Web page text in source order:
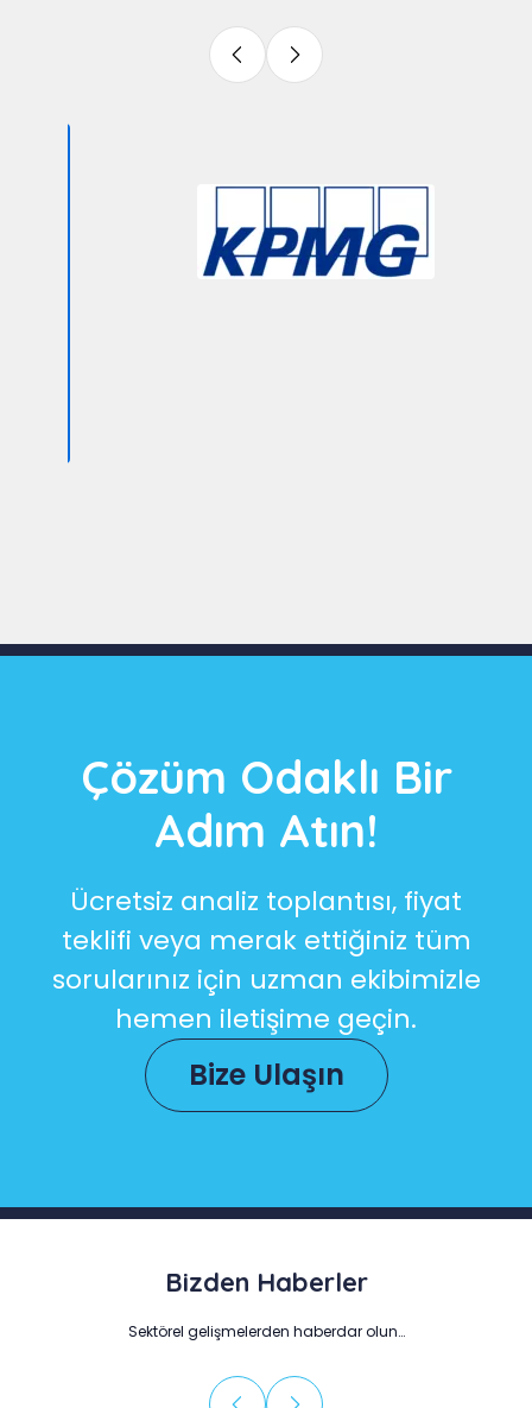
Çözüm Odaklı Bir
Adım Atın!
Ücretsiz analiz toplantısı, fiyat
teklifi veya merak ettiğiniz tüm
sorularınız için uzman ekibimizle
hemen iletişime geçin.
Bize Ulaşın
Bizden Haberler
Sektörel gelişmelerden haberdar olun…